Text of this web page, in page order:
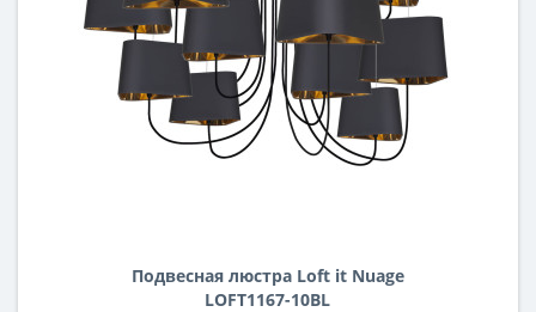
Подвесная люстра Loft it Nuage
LOFT1167-10BL